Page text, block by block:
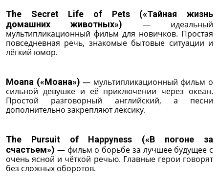
The Secret Life of Pets («Тайная жизнь
домашних животных») — идеальный
мультипликационный фильм для новичков. Простая
повседневная речь, знакомые бытовые ситуации и
лёгкий юмор.
Moana («Моана») — мультипликационный фильм о
сильной девушке и её приключении через океан.
Простой разговорный английский, а песни
дополнительно закрепляют лексику.
The Pursuit of Happyness («В погоне за
счастьем») — фильм о борьбе за лучшее будущее с
очень ясной и чёткой речью. Главные герои говорят
без сложных оборотов.